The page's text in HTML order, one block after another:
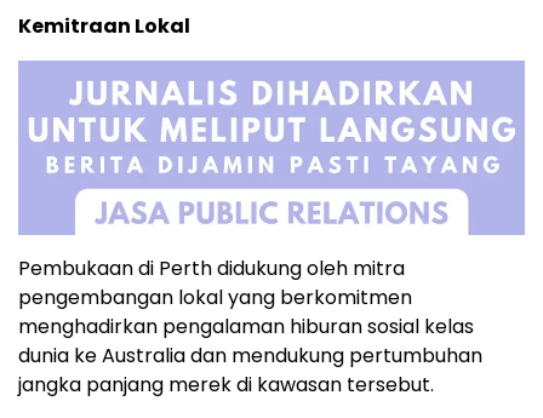
Kemitraan Lokal
Pembukaan di Perth didukung oleh mitra
pengembangan lokal yang berkomitmen
menghadirkan pengalaman hiburan sosial kelas
dunia ke Australia dan mendukung pertumbuhan
jangka panjang merek di kawasan tersebut.